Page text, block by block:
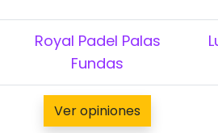
Royal Padel Palas
Fundas
Ver opiniones